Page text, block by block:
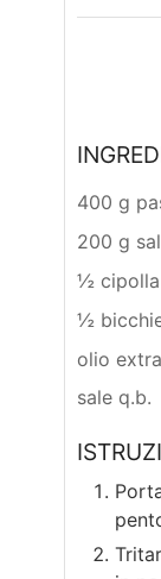
400 g
200 g
½ cipolla
½
olio
sale q.b.